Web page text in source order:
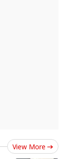
View More